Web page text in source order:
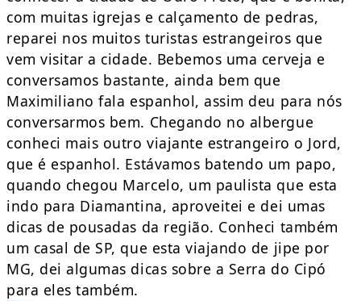
com muitas igrejas e calçamento de pedras,
reparei nos muitos turistas estrangeiros que
vem visitar a cidade. Bebemos uma cerveja e
conversamos bastante, ainda bem que
Maximiliano fala espanhol, assim deu para nós
conversarmos bem. Chegando no albergue
conheci mais outro viajante estrangeiro o Jord,
que é espanhol. Estávamos batendo um papo,
quando chegou Marcelo, um paulista que esta
indo para Diamantina, aproveitei e dei umas
dicas de pousadas da região. Conheci também
um casal de SP, que esta viajando de jipe por
MG, dei algumas dicas sobre a Serra do Cipó
para eles também.